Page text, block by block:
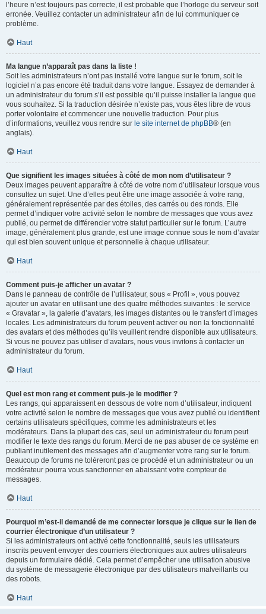
l’heure n’est toujours pas correcte, il est probable que l’horloge du serveur soit
erronée. Veuillez contacter un administrateur afin de lui communiquer ce
problème.
Haut
Ma langue n’apparaît pas dans la liste !
Soit les administrateurs n’ont pas installé votre langue sur le forum, soit le
logiciel n’a pas encore été traduit dans votre langue. Essayez de demander à
un administrateur du forum s’il est possible qu’il puisse installer la langue que
vous souhaitez. Si la traduction désirée n’existe pas, vous êtes libre de vous
porter volontaire et commencer une nouvelle traduction. Pour plus
d’informations, veuillez vous rendre sur le site internet de phpBB® (en
anglais).
Haut
Que signifient les images situées à côté de mon nom d’utilisateur ?
Deux images peuvent apparaître à côté de votre nom d’utilisateur lorsque vous
consultez un sujet. Une d’elles peut être une image associée à votre rang,
généralement représentée par des étoiles, des carrés ou des ronds. Elle
permet d’indiquer votre activité selon le nombre de messages que vous avez
publié, ou permet de différencier votre statut particulier sur le forum. L’autre
image, généralement plus grande, est une image connue sous le nom d’avatar
qui est bien souvent unique et personnelle à chaque utilisateur.
Haut
Comment puis-je afficher un avatar ?
Dans le panneau de contrôle de l’utilisateur, sous « Profil », vous pouvez
ajouter un avatar en utilisant une des quatre méthodes suivantes : le service
« Gravatar », la galerie d’avatars, les images distantes ou le transfert d’images
locales. Les administrateurs du forum peuvent activer ou non la fonctionnalité
des avatars et des méthodes qu’ils veuillent rendre disponible aux utilisateurs.
Si vous ne pouvez pas utiliser d’avatars, nous vous invitons à contacter un
administrateur du forum.
Haut
Quel est mon rang et comment puis-je le modifier ?
Les rangs, qui apparaissent en dessous de votre nom d’utilisateur, indiquent
votre activité selon le nombre de messages que vous avez publié ou identifient
certains utilisateurs spécifiques, comme les administrateurs et les
modérateurs. Dans la plupart des cas, seul un administrateur du forum peut
modifier le texte des rangs du forum. Merci de ne pas abuser de ce système en
publiant inutilement des messages afin d’augmenter votre rang sur le forum.
Beaucoup de forums ne toléreront pas ce procédé et un administrateur ou un
modérateur pourra vous sanctionner en abaissant votre compteur de
messages.
Haut
Pourquoi m’est-il demandé de me connecter lorsque je clique sur le lien de
courrier électronique d’un utilisateur ?
Si les administrateurs ont activé cette fonctionnalité, seuls les utilisateurs
inscrits peuvent envoyer des courriers électroniques aux autres utilisateurs
depuis un formulaire dédié. Cela permet d’empêcher une utilisation abusive
du système de messagerie électronique par des utilisateurs malveillants ou
des robots.
Haut